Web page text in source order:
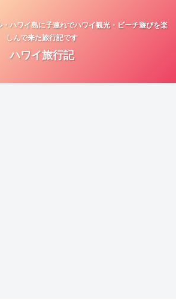
ハワイ島に子連れでハワイ観光・ビーチ遊びを楽
しんで来た旅行記です
ハワイ旅行記